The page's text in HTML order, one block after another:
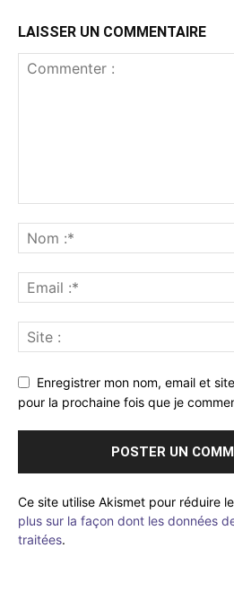
LAISSER UN COMMENTAIRE
Enregistrer mon nom, email et
pour la prochaine fois que je
Ce site utilise Akismet pour réduire
plus sur la façon dont les données
traitées.